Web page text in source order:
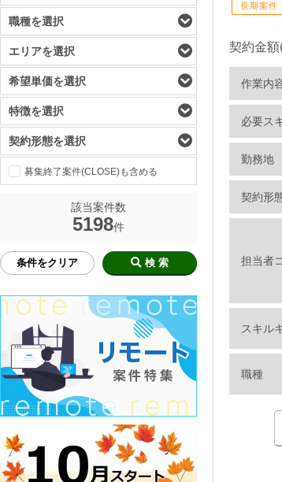
職種を選択
エリアを選択
希望単価を選択
特徴を選択
契約形態を選択
募集終了案件(CLOSE)も含める
該当案件数
5198件
条件をクリア 検 索
長期案件
契約金
作業内
必要ス
勤務地
契約形
担当者
スキル
職種